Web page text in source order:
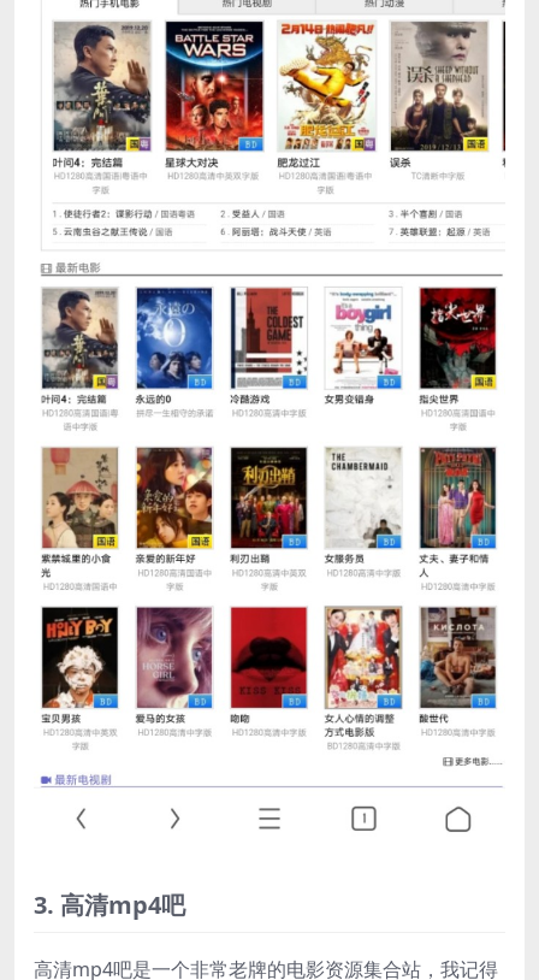
3. 高清mp4吧
高清mp4吧是一个非常老牌的电影资源集合站，我记得